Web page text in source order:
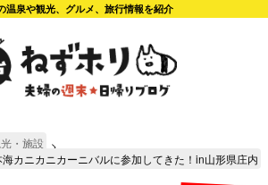
温泉や観光、グルメ、旅行情報を紹介
・施設
海カニカニカーニバルに参加してきた！in山形県庄内